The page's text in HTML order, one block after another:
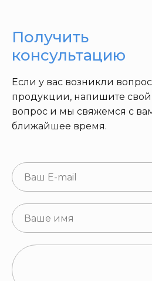
Если у вас возникли
продукции, напишите свой
вопрос и мы свяжемся с
ближайшее время.
Получить
консультацию